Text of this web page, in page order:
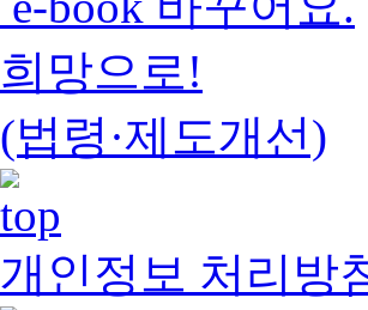
희망으로!
(법령·제도개선)
개인정보 처리방